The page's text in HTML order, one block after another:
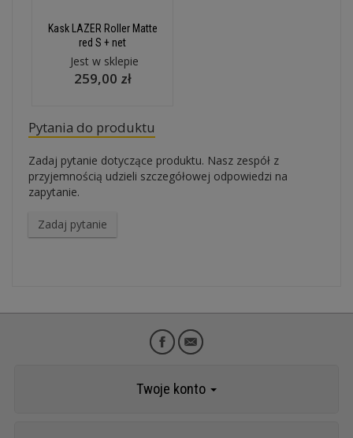
Kask LAZER Roller Matte
red S + net
Jest w sklepie
259,00 zł
Pytania do produktu
Zadaj pytanie dotyczące produktu. Nasz zespół z
przyjemnością udzieli szczegółowej odpowiedzi na
zapytanie.
Zadaj pytanie
Twoje konto